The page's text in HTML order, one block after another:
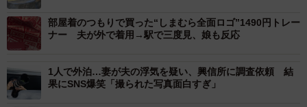
「どうせやるなら、もっと多くの人に見てもらいたい」
そんな思いから、幼いころから好きだったヒーローをモチ
ーフにしたオリジナルキャラクター「スミレンジャーZ」と
して、活動を始めました。
部屋着のつもりで買った“しまむら全面ロゴ”1490円トレー
ナー 夫が外で着用→駅で三度見、娘も反応
1人で外泊…妻が夫の浮気を疑い、興信所に調査依頼 結
果にSNS爆笑「撮られた写真面白すぎ」